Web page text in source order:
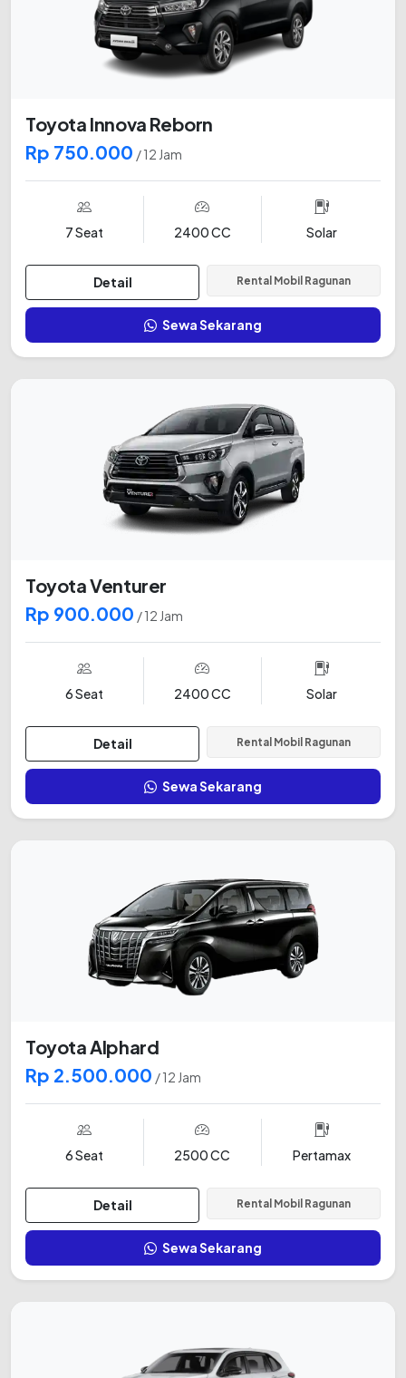
Toyota Innova Reborn
Rp 750.000 / 12 Jam
7 Seat 2400 CC Solar
Detail Rental Mobil Ragunan
Sewa Sekarang
Toyota Venturer
Rp 900.000 / 12 Jam
6 Seat 2400 CC Solar
Detail Rental Mobil Ragunan
Sewa Sekarang
Toyota Alphard
Rp 2.500.000 / 12 Jam
6 Seat 2500 CC Pertamax
Detail Rental Mobil Ragunan
Sewa Sekarang